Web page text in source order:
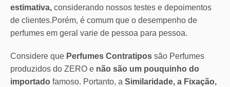
estimativa, considerando nossos testes e depoimentos
de clientes.Porém, é comum que o desempenho de
perfumes em geral varie de pessoa para pessoa.
Considere que Perfumes Contratipos são Perfumes
produzidos do ZERO e não são um pouquinho do
importado famoso. Portanto, a Similaridade, a Fixação,